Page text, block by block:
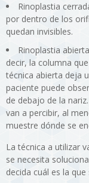
Rinoplastia
por dentro de los
quedan invisibles.
Rinoplastia
decir, la columna
técnica abierta deja
paciente puede
de debajo de la
van a percibir, al
muestre dónde se
La técnica a utilizar
se necesita
decida cuál es la